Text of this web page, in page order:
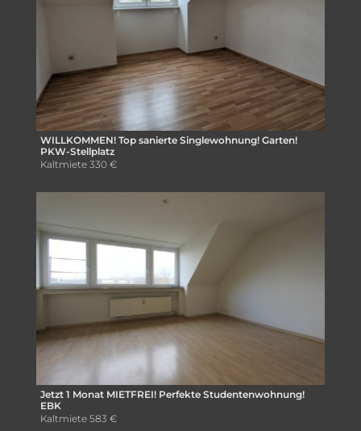
WILLKOMMEN! Top sanierte Singlewohnung! Garten!
PKW-Stellplatz
Kaltmiete 330 €
Jetzt 1 Monat MIETFREI! Perfekte Studentenwohnung!
EBK
Kaltmiete 583 €